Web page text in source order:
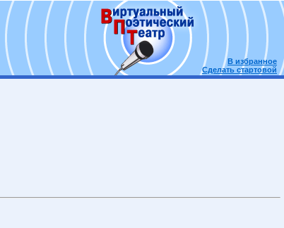
В избранное
Сделать стартовой